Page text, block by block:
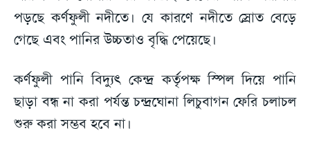
পড়ছে কর্ণফুলী নদীতে। যে কারণে নদীতে স্রোত বেড়ে
গেছে এবং পানির উচ্চতাও বৃদ্ধি পেয়েছে।
কর্ণফুলী পানি বিদ্যুৎ কেন্দ্র কর্তৃপক্ষ স্পিল দিয়ে পানি
ছাড়া বন্ধ না করা পর্যন্ত চন্দ্রঘোনা লিচুবাগন ফেরি চলাচল
শুরু করা সম্ভব হবে না।